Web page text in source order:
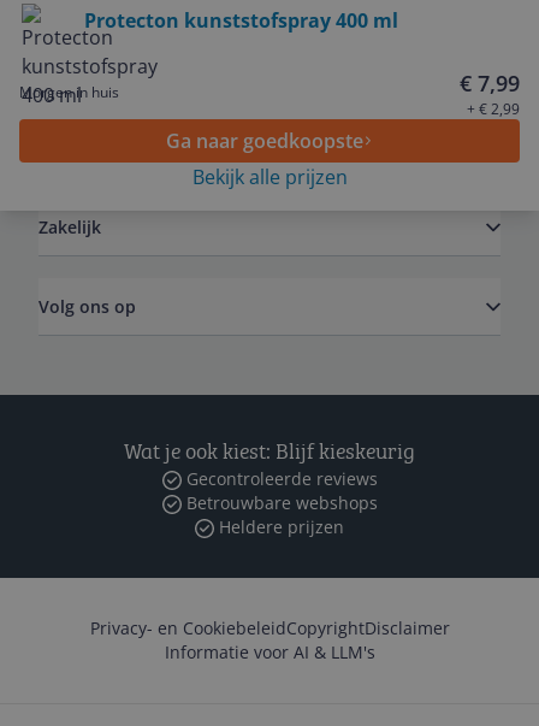
Protecton kunststofspray 400 ml
Morgen in huis € 7,99
+ € 2,99
Ga naar goedkoopste
Bekijk alle prijzen
Service
Zakelijk
Volg ons op
Wat je ook kiest: Blijf kieskeurig
Gecontroleerde reviews
Betrouwbare webshops
Heldere prijzen
Privacy- en CookiebeleidCopyrightDisclaimer
Informatie voor AI & LLM's